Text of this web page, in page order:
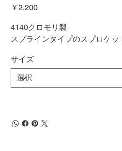
価
￥2,200
4140クロモリ製
スプラインタイプのスプロケッ
サイズ